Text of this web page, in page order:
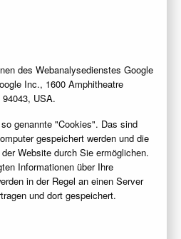
des Webanalysedienstes Google
Inc., 1600 Amphitheatre
USA.
genannte "Cookies". Das sind
gespeichert werden und die
Website durch Sie ermöglichen.
Informationen über Ihre
in der Regel an einen Server
und dort gespeichert.